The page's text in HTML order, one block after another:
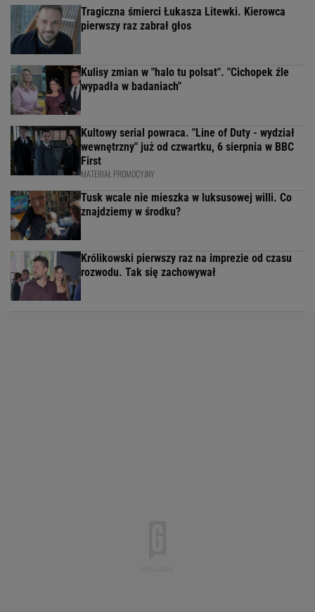
Tragiczna śmierci Łukasza Litewki. Kierowca
pierwszy raz zabrał głos
Kulisy zmian w "halo tu polsat". "Cichopek źle
wypadła w badaniach"
Kultowy serial powraca. "Line of Duty - wydział
wewnętrzny" już od czwartku, 6 sierpnia w BBC
First
MATERIAŁ PROMOCYJNY
Tusk wcale nie mieszka w luksusowej willi. Co
znajdziemy w środku?
Królikowski pierwszy raz na imprezie od czasu
rozwodu. Tak się zachowywał